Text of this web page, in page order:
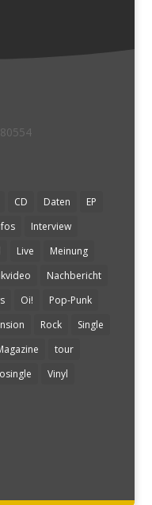
CD Daten
EP
Interview
Live
Meinung
Nachbericht
Oi!
Pop-Punk
Rock
Single
tour
Vinyl